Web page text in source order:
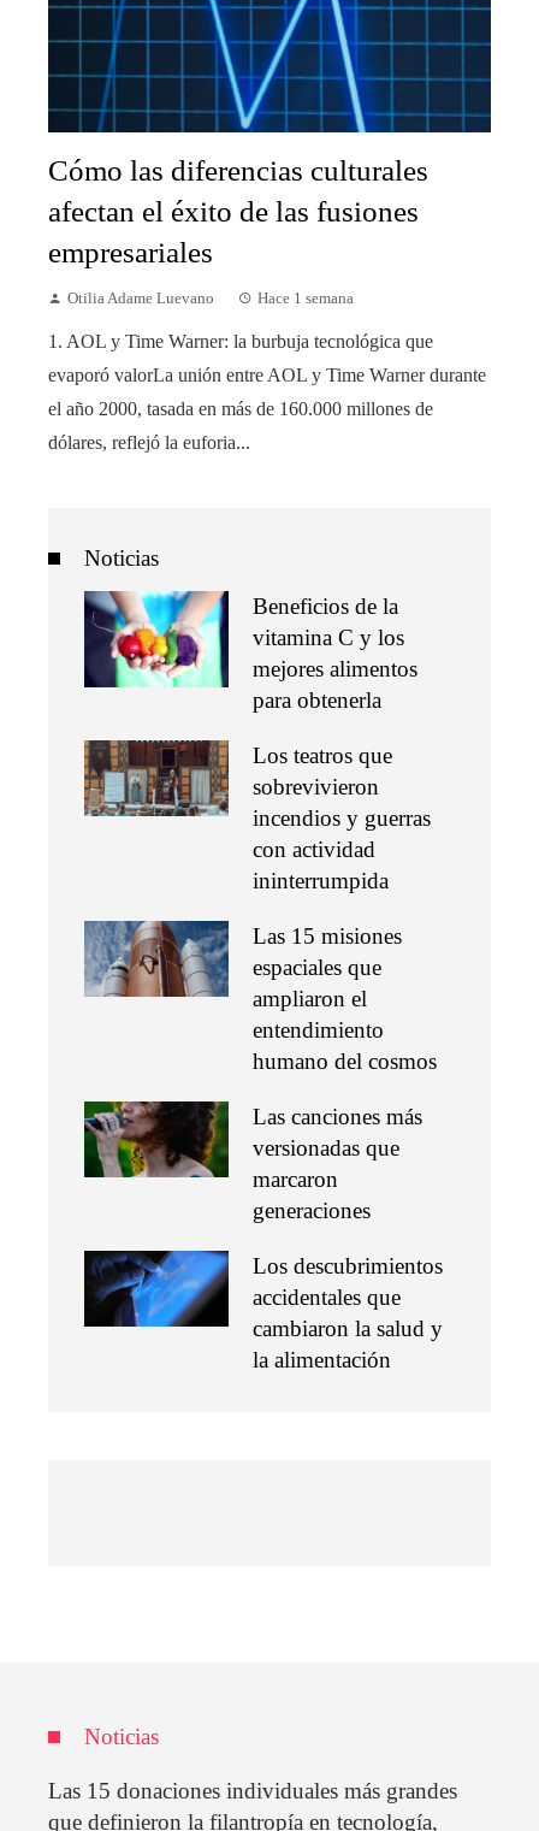
Cómo las diferencias culturales
afectan el éxito de las fusiones
empresariales
Otilia Adame Luevano Hace 1 semana
1. AOL y Time Warner: la burbuja tecnológica que
evaporó valorLa unión entre AOL y Time Warner durante
el año 2000, tasada en más de 160.000 millones de
dólares, reflejó la euforia...
Noticias
Beneficios de la
vitamina C y los
mejores alimentos
para obtenerla
Los teatros que
sobrevivieron
incendios y guerras
con actividad
ininterrumpida
Las 15 misiones
espaciales que
ampliaron el
entendimiento
humano del cosmos
Las canciones más
versionadas que
marcaron
generaciones
Los descubrimientos
accidentales que
cambiaron la salud y
la alimentación
Noticias
Las 15 donaciones individuales más grandes
que definieron la filantropía en tecnología,